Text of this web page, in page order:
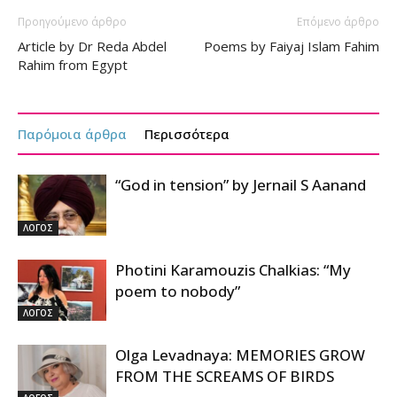
Προηγούμενο άρθρο
Article by Dr Reda Abdel
Rahim from Egypt
Επόμενο άρθρο
Poems by Faiyaj Islam Fahim
Παρόμοια άρθρα Περισσότερα
ΛΟΓΟΣ
“God in tension” by Jernail S Aanand
ΛΟΓΟΣ
Photini Karamouzis Chalkias: “My
poem to nobody”
Olga Levadnaya: MEMORIES GROW
FROM THE SCREAMS OF BIRDS